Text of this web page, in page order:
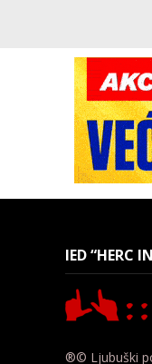
IED “HERC
®© Ljubuški